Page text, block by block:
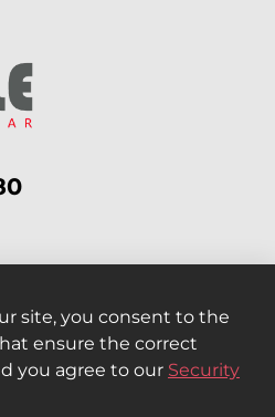
site, you consent to the
ensure the correct
you agree to our Security